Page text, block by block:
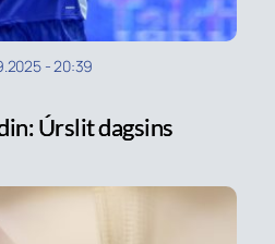
-20:39
Úrslit dagsins